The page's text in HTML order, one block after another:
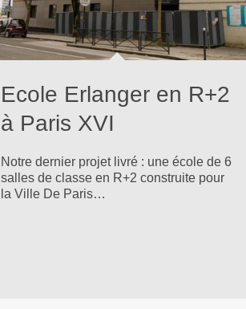
Ecole Erlanger en R+2
à Paris XVI
Notre dernier projet livré : une école de 6
salles de classe en R+2 construite pour
la Ville De Paris…